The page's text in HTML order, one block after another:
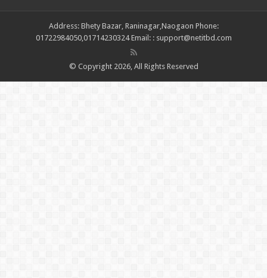
Address: Bhety Bazar, Raninagar,Naogaon Phone:
01722984050,01714230324 Email: : support@netitbd.com
© Copyright 2026, All Rights Reserved